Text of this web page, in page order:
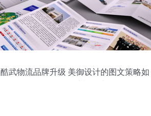
酷武物流品牌升级 美御设计的图文策略如